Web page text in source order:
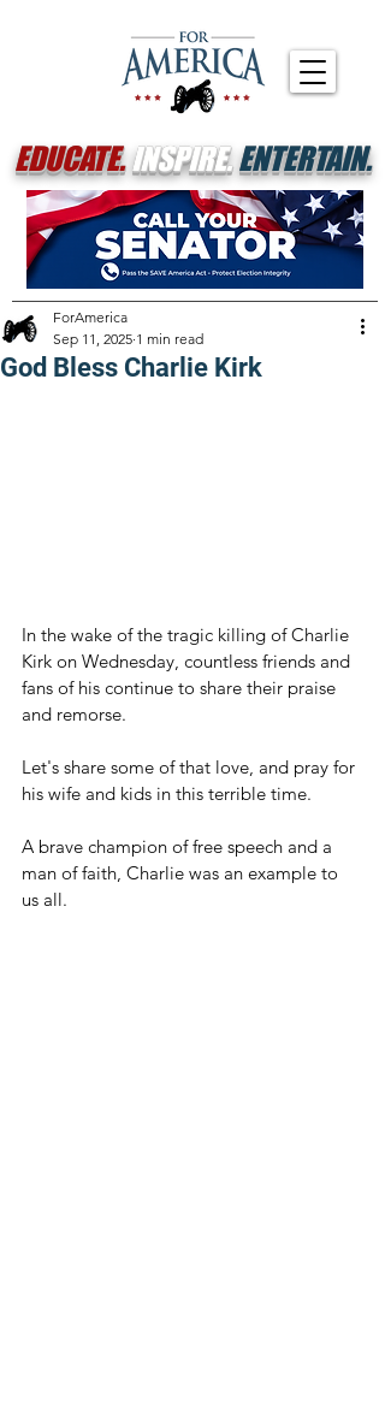
EDUCATE.INSPIRE.ENTERTAIN.
God Bless Charlie Kirk
ForAmerica
Sep 11, 2025 1 min read
In the wake of the tragic killing of Charlie
Kirk on Wednesday, countless friends and
fans of his continue to share their praise
and remorse.
Let's share some of that love, and pray for
his wife and kids in this terrible time.
A brave champion of free speech and a
man of faith, Charlie was an example to
us all.